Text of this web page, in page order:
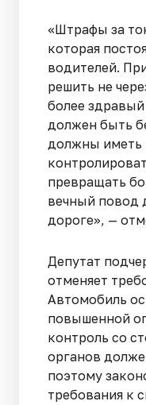
«Штрафы за
которая
водителей.
решить не
более
должен быть
должны иметь
превращать
вечный повод
дороге», —
Депутат
отменяет
Автомобиль
повышенной
контроль со
органов
поэтому
требования к